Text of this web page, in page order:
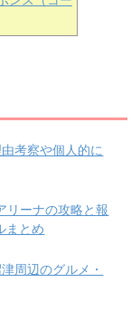
考察や個人的に
リーナの攻略と報
まとめ
周辺のグルメ・